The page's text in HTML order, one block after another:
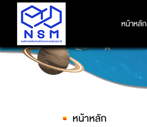
หน้าหลัก
หน้าหลัก
หน้าหลัก